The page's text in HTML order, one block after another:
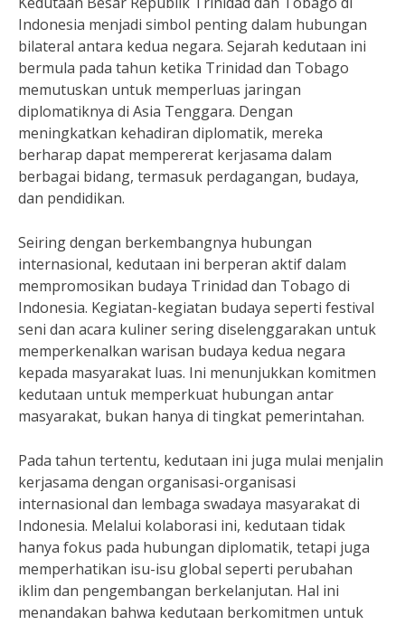
Indonesia menjadi simbol penting dalam hubungan
bilateral antara kedua negara. Sejarah kedutaan ini
bermula pada tahun ketika Trinidad dan Tobago
memutuskan untuk memperluas jaringan
diplomatiknya di Asia Tenggara. Dengan
meningkatkan kehadiran diplomatik, mereka
berharap dapat mempererat kerjasama dalam
berbagai bidang, termasuk perdagangan, budaya,
dan pendidikan.
Seiring dengan berkembangnya hubungan
internasional, kedutaan ini berperan aktif dalam
mempromosikan budaya Trinidad dan Tobago di
Indonesia. Kegiatan-kegiatan budaya seperti festival
seni dan acara kuliner sering diselenggarakan untuk
memperkenalkan warisan budaya kedua negara
kepada masyarakat luas. Ini menunjukkan komitmen
kedutaan untuk memperkuat hubungan antar
masyarakat, bukan hanya di tingkat pemerintahan.
Pada tahun tertentu, kedutaan ini juga mulai menjalin
kerjasama dengan organisasi-organisasi
internasional dan lembaga swadaya masyarakat di
Indonesia. Melalui kolaborasi ini, kedutaan tidak
hanya fokus pada hubungan diplomatik, tetapi juga
memperhatikan isu-isu global seperti perubahan
iklim dan pengembangan berkelanjutan. Hal ini
menandakan bahwa kedutaan berkomitmen untuk